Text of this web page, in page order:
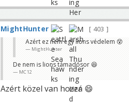
MightHunter
403
Azért ez nem egy lions védelem 😵
MightHunter
De nem is lions támadósor 😆
MC12
Azért közel van hozzá 😄